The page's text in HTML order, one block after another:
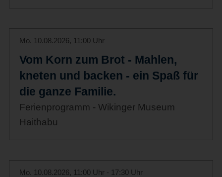
Mo. 10.08.2026, 11:00 Uhr
Vom Korn zum Brot - Mahlen,
kneten und backen - ein Spaß für
die ganze Familie.
Ferienprogramm - Wikinger Museum
Haithabu
Mo. 10.08.2026, 11:00 Uhr - 17:30 Uhr